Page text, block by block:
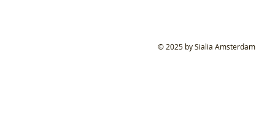
© 2025 by Sialia Amsterdam